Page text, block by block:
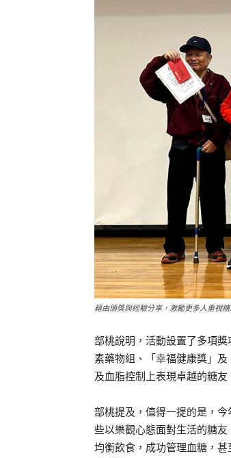
藉由頒獎與經驗分享，激勵更多人重視
部桃說明，活動設置了多項
素藥物組、「幸福健康獎」
及血脂控制上表現卓越的糖
部桃提及，值得一提的是，
些以樂觀心態面對生活的糖
均衡飲食，成功管理血糖，